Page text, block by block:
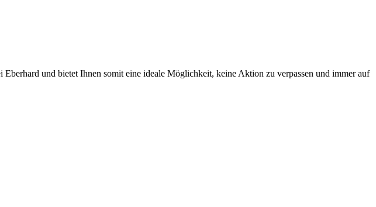
und bietet Ihnen somit eine ideale Möglichkeit, keine Aktion zu verpassen und immer auf